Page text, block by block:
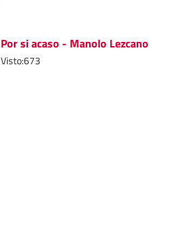
Por si acaso - Manolo Lezcano
Visto:673